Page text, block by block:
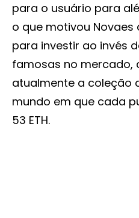
para o usuário para
o que motivou
para investir ao invés
famosas no mercado,
atualmente a coleção
mundo em que cada
53 ETH.